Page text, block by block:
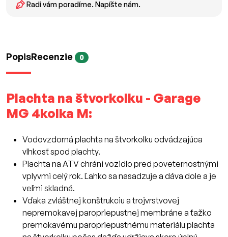
Radi vám poradíme. Napíšte nám.
PopisRecenzie 0
Plachta na štvorkolku - Garage
MG 4kolka M:
Vodovzdorná plachta na štvorkolku odvádzajúca
vlhkosť spod plachty.
Plachta na ATV chráni vozidlo pred poveternostnými
vplyvmi celý rok. Ľahko sa nasadzuje a dáva dole a je
veľmi skladná.
Vďaka zvláštnej konštrukciu a trojvrstvovej
nepremokavej paropriepustnej membráne a ťažko
premokavému paropriepustnému materiálu plachta